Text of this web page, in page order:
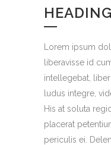
Lorem ipsum
liberavisse id
intellegebat,
ludus integre,
His at soluta
placerat
periculis ei.